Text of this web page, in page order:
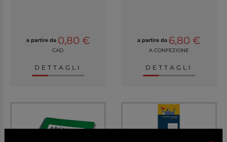
a partire da 0,80 €
CAD.
DETTAGLI
a partire da 6,80 €
A CONFEZIONE
DETTAGLI